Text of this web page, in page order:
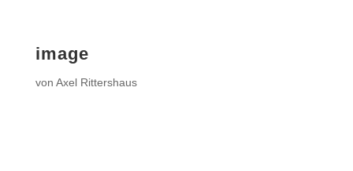
image
von Axel Rittershaus